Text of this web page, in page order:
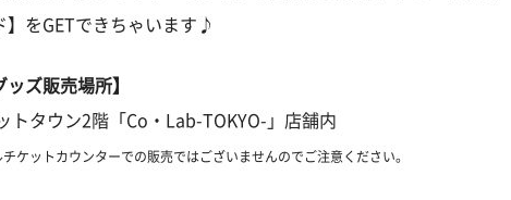
】をGETできちゃいます♪
ッズ販売場所】
トタウン2階「Co・Lab-TOKYO-」店舗内
ケットカウンターでの販売ではございませんのでご注意ください。